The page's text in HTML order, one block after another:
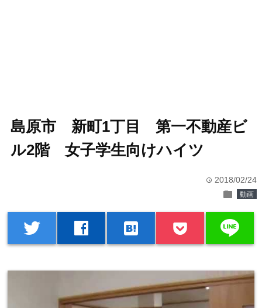
島原市 新町1丁目 第一不動産ビ
ル2階 女子学生向けハイツ
time 2018/02/24
folder 動画
twitter facebook hatenabookmark line